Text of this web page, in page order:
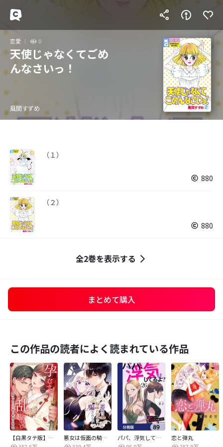
恋愛 0
天使じゃなくてごめ
んなさいっ！
風間すずめ
（１）
880
（２）
880
全2巻を表示する
まとめて購入
この作品の読者によく読まれている作品
【白黒タテ版】孕むまで乱れいけ～身代わり花嫁と軍服の猛愛
悪女は仮面の騎士に騙されない
パパ、浮気してるよ？娘と二人でクズ夫を捨てます【分冊版】
恋と弾丸